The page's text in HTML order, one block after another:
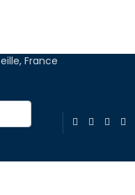
France